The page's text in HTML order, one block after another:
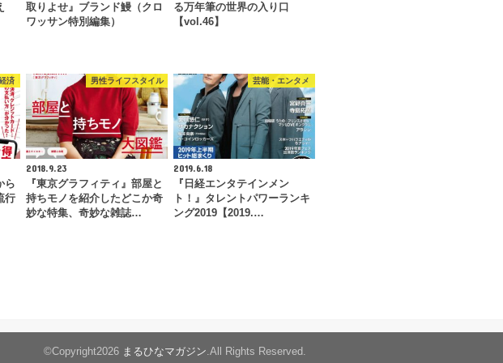
取りよせ』ブランド鰻（クロ
ワッサン特別編集）
る万年筆の世界の入り口
【vol.46】
済
ら
行
男性ライフスタイル
2018.9.23
『東京グラフィティ』部屋と
持ちモノを紹介したどこか奇
妙な特集、奇妙な雑誌…
芸能・エンタメ
2019.6.18
『日経エンタテインメン
ト！』タレントパワーランキ
ング2019【2019.…
©Copyright2026 まるひなマガジン .All Rights Reserved.